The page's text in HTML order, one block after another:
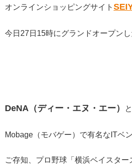
オンラインショッピングサイト
今日27日15時にグランドオープンし
DeNA（ディー・エヌ・エー）
Mobage（モバゲー）で有名なITベ
ご存知、プロ野球「横浜ベイスター